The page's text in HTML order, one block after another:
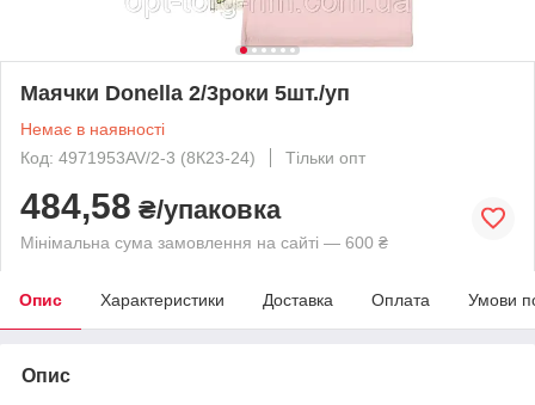
Маячки Donella 2/3роки 5шт./уп
Немає в наявності
Код: 4971953AV/2-3 (8К23-24)
Тільки опт
484,58 ₴/упаковка
Мінімальна сума замовлення на сайті — 600 ₴
Опис Характеристики Доставка Оплата Умови
Опис